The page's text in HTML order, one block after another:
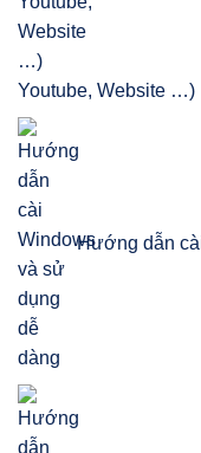
Youtube, Website …)
Hướng dẫn